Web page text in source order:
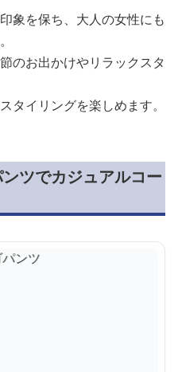
象を保ち、大人の女性にも
のお出かけやリラックスタ
タイリングを楽しめます。
ツでカジュアルコー